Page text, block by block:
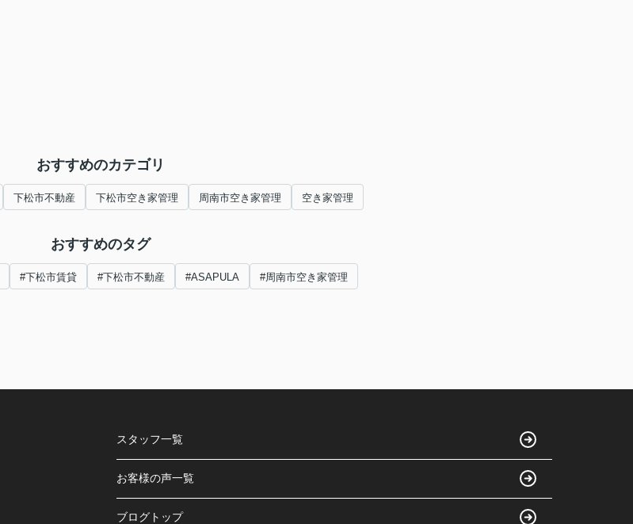
おすすめのカテゴリ
下松市不動産 下松市空き家管理 周南市空き家管理 空き家管理
おすすめのタグ
#下松市賃貸 #下松市不動産 #ASAPULA #周南市空き家管理
スタッフ一覧
お客様の声一覧
ブログトップ